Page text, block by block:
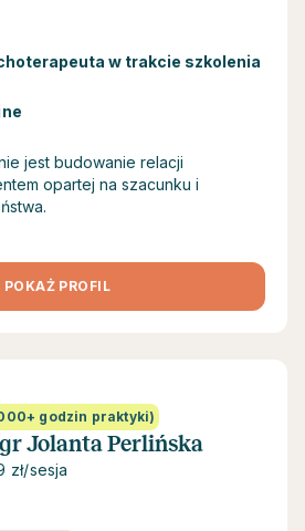
w trakcie szkolenia
jest budowanie relacji
opartej na szacunku i
POKAŻ PROFIL
godzin praktyki)
Jolanta Perlińska
zł/sesja